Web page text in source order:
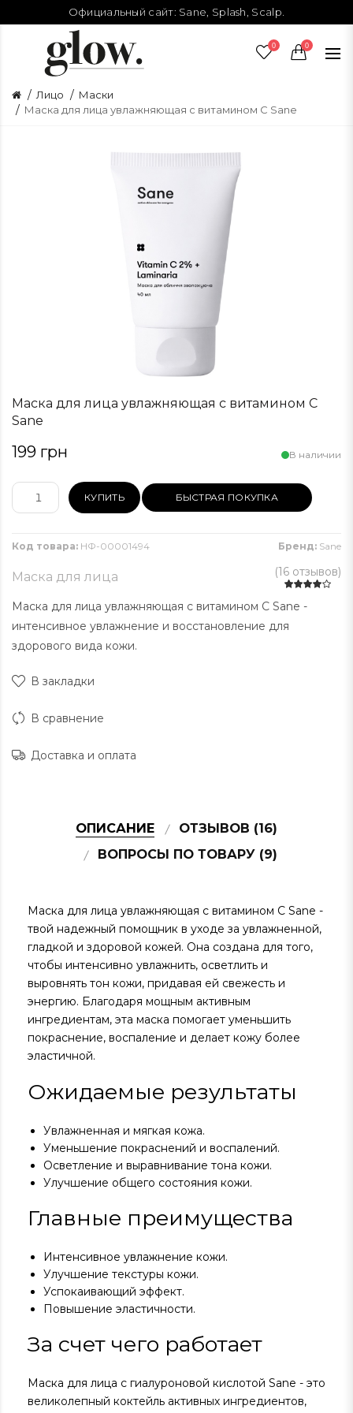
Официальный сайт: Sane Splash Scalp
0 0
Лицо
Маски
Маска для лица увлажняющая с витамином С Sane
Маска для лица увлажняющая с витамином С
Sane
Маска для лица (16 отзывов)
В наличии
199 грн
Маска для лица увлажняющая с витамином С Sane -
интенсивное увлажнение и восстановление для
здорового вида кожи.
Бренд: Sane
Код товара: НФ-00001494
КУПИТЬ БЫСТРАЯ ПОКУПКА
В закладки
В сравнение
Доставка и оплата
ОПИСАНИЕ
ОТЗЫВОВ (16)
ВОПРОСЫ ПО ТОВАРУ (9)
Маска для лица увлажняющая с витамином С Sane -
твой надежный помощник в уходе за увлажненной,
гладкой и здоровой кожей. Она создана для того,
чтобы интенсивно увлажнить, осветлить и
выровнять тон кожи, придавая ей свежесть и
энергию. Благодаря мощным активным
ингредиентам, эта маска помогает уменьшить
покраснение, воспаление и делает кожу более
эластичной.
Ожидаемые результаты
Увлажненная и мягкая кожа.
Уменьшение покраснений и воспалений.
Осветление и выравнивание тона кожи.
Улучшение общего состояния кожи.
Главные преимущества
Интенсивное увлажнение кожи.
Улучшение текстуры кожи.
Успокаивающий эффект.
Повышение эластичности.
За счет чего работает
Маска для лица с гиалуроновой кислотой Sane - это
великолепный коктейль активных ингредиентов,